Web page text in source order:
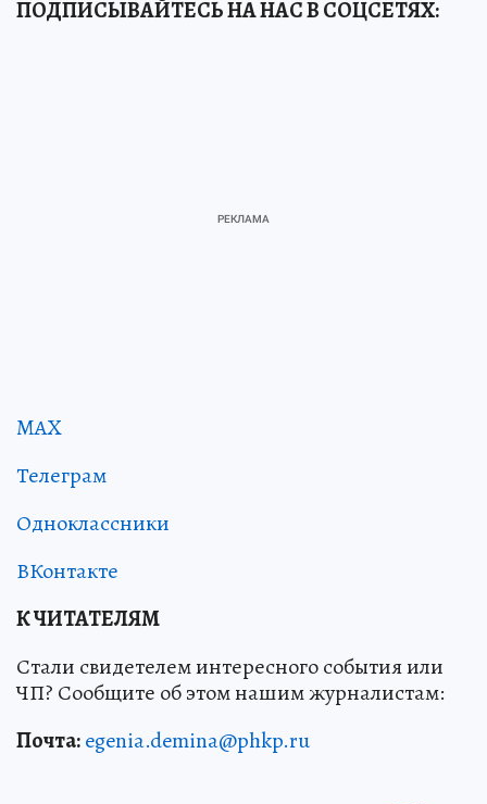
ПОДПИСЫВАЙТЕСЬ НА НАС В СОЦСЕТЯХ:
MAX
Телеграм
Одноклассники
ВКонтакте
К ЧИТАТЕЛЯМ
Стали свидетелем интересного события или
ЧП? Сообщите об этом нашим журналистам:
Почта:egenia.demina@phkp.ru